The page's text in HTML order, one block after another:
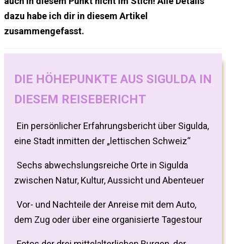
dazu habe ich dir in diesem Artikel
zusammengefasst.
DIE HÖHEPUNKTE AUS SIGULDA IN
DIESEM REISEBERICHT
Ein persönlicher Erfahrungsbericht über Sigulda,
eine Stadt inmitten der „lettischen Schweiz“
Sechs abwechslungsreiche Orte in Sigulda
zwischen Natur, Kultur, Aussicht und Abenteuer
Vor- und Nachteile der Anreise mit dem Auto,
dem Zug oder über eine organisierte Tagestour